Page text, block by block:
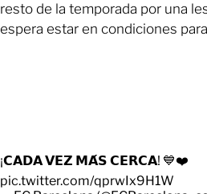
resto de la temporada por una
espera estar en condiciones
¡𝗖𝗔𝗗𝗔 𝗩𝗘𝗭 𝗠𝗔́𝗦 𝗖𝗘𝗥𝗖𝗔! 💙❤️
pic.twitter.com/qprwIx9H1W